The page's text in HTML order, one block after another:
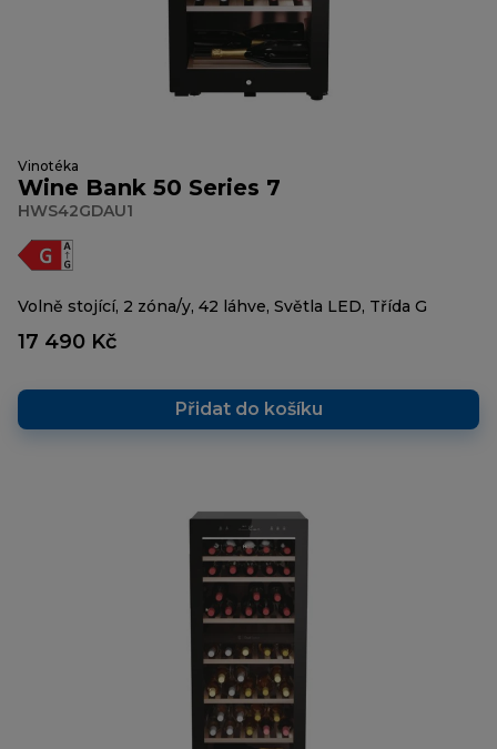
Vinotéka
Wine Bank 50 Series 7
HWS42GDAU1
Volně stojící, 2 zóna/y, 42 láhve, Světla LED, Třída G
17 490 Kč
Přidat do košíku